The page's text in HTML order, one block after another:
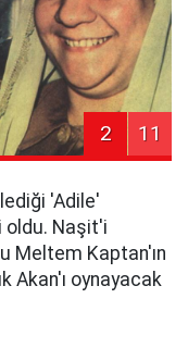
2 11
'Adile'
oldu. Naşit'i
Meltem Kaptan'ın
Akan'ı oynayacak